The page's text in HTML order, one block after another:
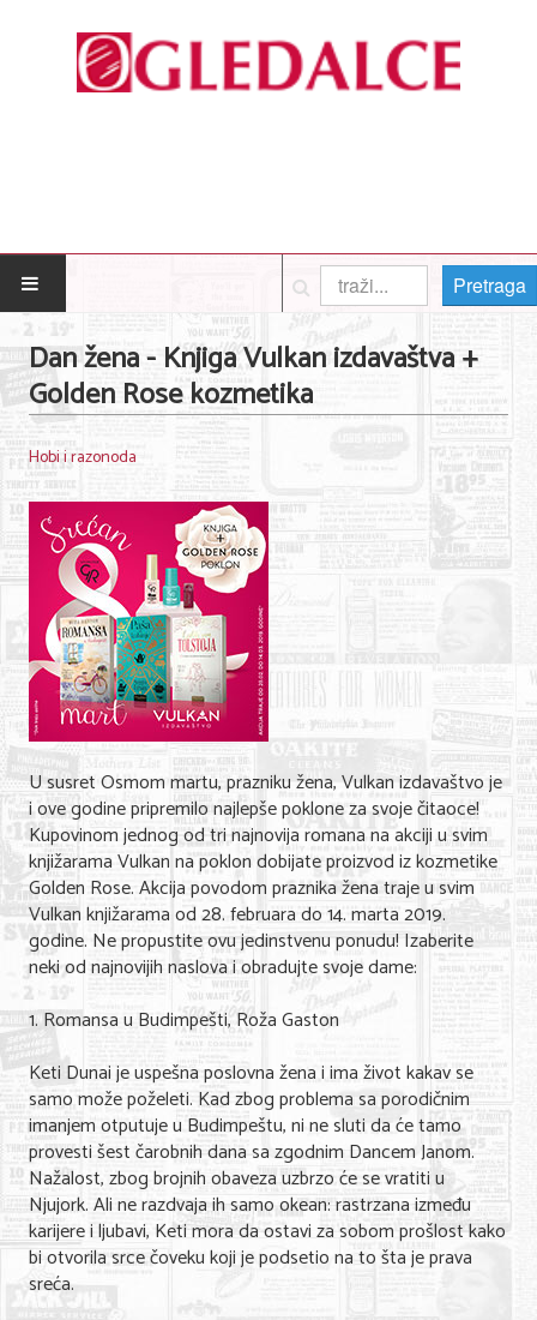
POČETNA
Posao
Usluge
Nega lica i tela
Shopping
Sve za venčanje
Sve za decu
Gastronomija
Kuća i bašta
Zdravlje i medicina
Sport i rekreacija
Hobi i razonoda
ADRESAR
Posao
Usluge
Nega lica i tela
Shopping
Sve za venčanje
Sve za decu
Kuća i bašta
Pretraga
Dan žena - Knjiga Vulkan izdavaštva +
Golden Rose kozmetika
Hobi i razonoda
U susret Osmom martu, prazniku žena, Vulkan izdavaštvo je
i ove godine pripremilo najlepše poklone za svoje čitaoce!
Kupovinom jednog od tri najnovija romana na akciji u svim
knjižarama Vulkan na poklon dobijate proizvod iz kozmetike
Golden Rose. Akcija povodom praznika žena traje u svim
Vulkan knjižarama od 28. februara do 14. marta 2019.
godine. Ne propustite ovu jedinstvenu ponudu! Izaberite
neki od najnovijih naslova i obradujte svoje dame:
1. Romansa u Budimpešti, Roža Gaston
Keti Dunai je uspešna poslovna žena i ima život kakav se
samo može poželeti. Kad zbog problema sa porodičnim
imanjem otputuje u Budimpeštu, ni ne sluti da će tamo
provesti šest čarobnih dana sa zgodnim Dancem Janom.
Nažalost, zbog brojnih obaveza uzbrzo će se vratiti u
Njujork. Ali ne razdvaja ih samo okean: rastrzana između
karijere i ljubavi, Keti mora da ostavi za sobom prošlost kako
bi otvorila srce čoveku koji je podsetio na to šta je prava
sreća.